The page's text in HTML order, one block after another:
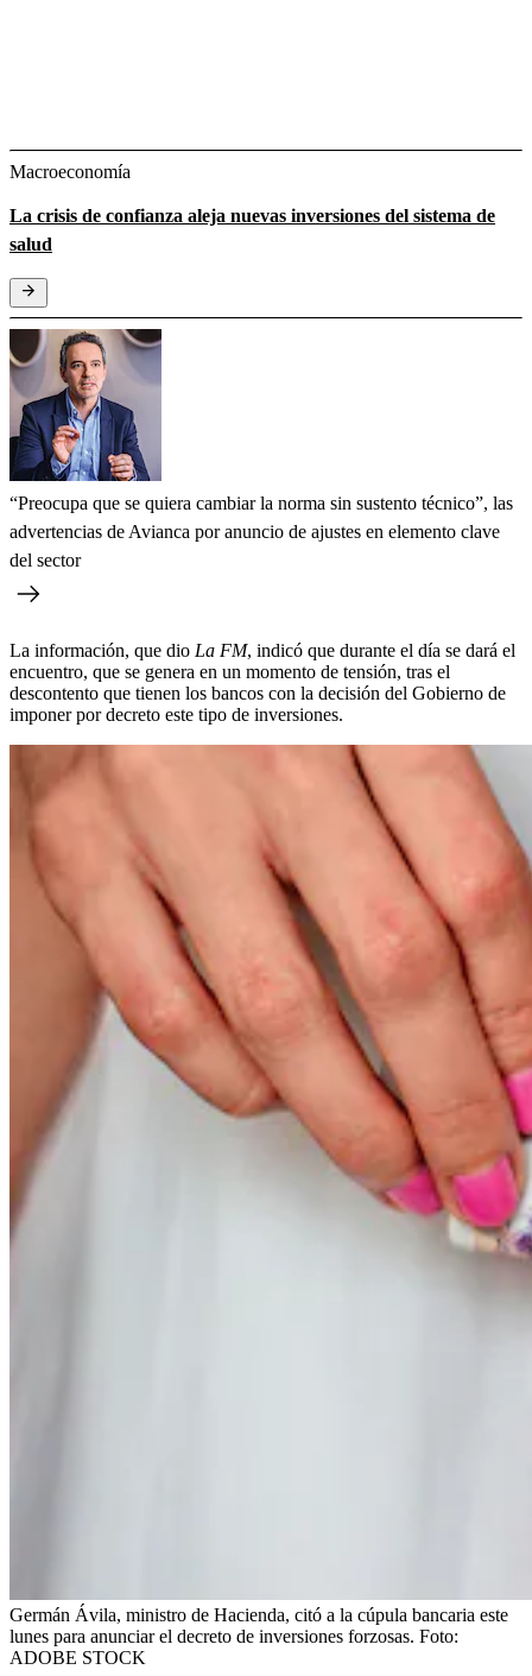
Macroeconomía
La crisis de confianza aleja nuevas inversiones del sistema de
salud
“Preocupa que se quiera cambiar la norma sin sustento técnico”, las
advertencias de Avianca por anuncio de ajustes en elemento clave
del sector
La información, que dio La FM, indicó que durante el día se dará el
encuentro, que se genera en un momento de tensión, tras el
descontento que tienen los bancos con la decisión del Gobierno de
imponer por decreto este tipo de inversiones.
Germán Ávila, ministro de Hacienda, citó a la cúpula bancaria este
lunes para anunciar el decreto de inversiones forzosas. Foto:
ADOBE STOCK